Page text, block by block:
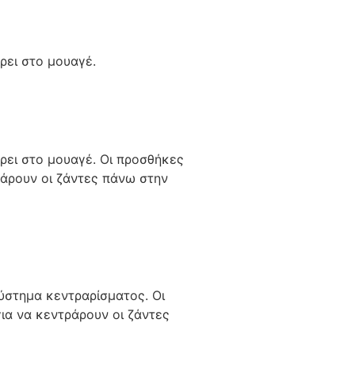
στο μουαγέ.
στο μουαγέ. Οι προσθήκες
οι ζάντες πάνω στην
κεντραρίσματος. Οι
να κεντράρουν οι ζάντες